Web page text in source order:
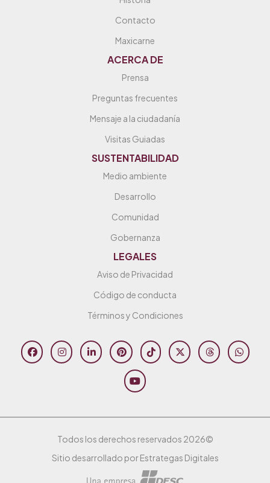
Contacto
Maxicarne
ACERCA DE
Prensa
Preguntas frecuentes
Mensaje a la ciudadanía
Visitas Guiadas
SUSTENTABILIDAD
Medio ambiente
Desarrollo
Comunidad
Gobernanza
LEGALES
Aviso de Privacidad
Código de conducta
Términos y Condiciones
Todos los derechos reservados 2026©
Sitio desarrollado por Estrategas Digitales